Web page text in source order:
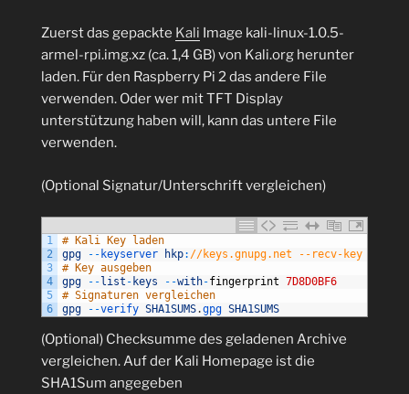
Zuerst das gepackte Kali Image kali-linux-1.0.5-
armel-rpi.img.xz (ca. 1,4 GB) von Kali.org herunter
laden. Für den Raspberry Pi 2 das andere File
verwenden. Oder wer mit TFT Display
unterstützung haben will, kann das untere File
verwenden.
(Optional Signatur/Unterschrift vergleichen)
1
2
3
4
5
6
# Kali Key laden
gpg
-- keyserver hkp: //keys.gnupg.net --recv-key
# Key ausgeben
gpg
-- list - keys --with-fingerprint 7D8D0BF6
# Signaturen vergleichen
gpg
--verify SHA1SUMS.gpg SHA1SUMS
(Optional) Checksumme des geladenen Archive
vergleichen. Auf der Kali Homepage ist die
SHA1Sum angegeben